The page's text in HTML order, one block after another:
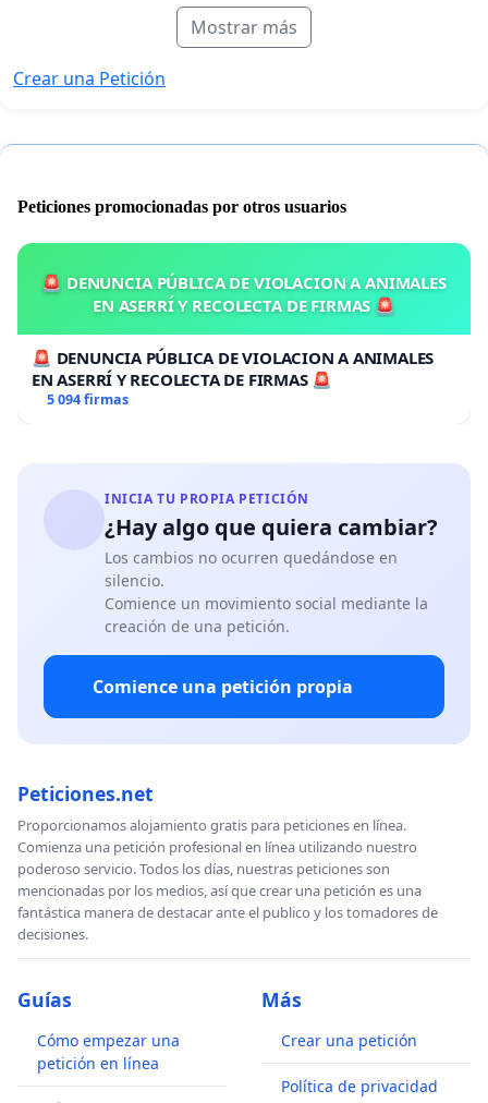
Mostrar más
Crear una Petición
Peticiones promocionadas por otros usuarios
🚨 DENUNCIA PÚBLICA DE VIOLACION A ANIMALES
EN ASERRÍ Y RECOLECTA DE FIRMAS 🚨
🚨 DENUNCIA PÚBLICA DE VIOLACION A ANIMALES
EN ASERRÍ Y RECOLECTA DE FIRMAS 🚨
5 094 firmas
INICIA TU PROPIA PETICIÓN
¿Hay algo que quiera cambiar?
Los cambios no ocurren quedándose en
silencio.
Comience un movimiento social mediante la
creación de una petición.
Comience una petición propia
Peticiones.net
Proporcionamos alojamiento gratis para peticiones en línea.
Comienza una petición profesional en línea utilizando nuestro
poderoso servicio. Todos los días, nuestras peticiones son
mencionadas por los medios, así que crear una petición es una
fantástica manera de destacar ante el publico y los tomadores de
decisiones.
Guías
Cómo empezar una
petición en línea
Más
Crear una petición
Política de privacidad